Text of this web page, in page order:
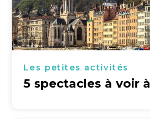
Les petites activités
5 spectacles à voir